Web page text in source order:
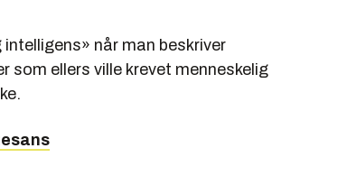
når man beskriver
som ellers ville krevet menneskelig